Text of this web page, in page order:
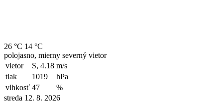
26 °C 14 °C
polojasno, mierny severný vietor
vietor
S, 4.18 m/s
tlak
1019
hPa
vlhkosť 47
%
streda 12. 8. 2026